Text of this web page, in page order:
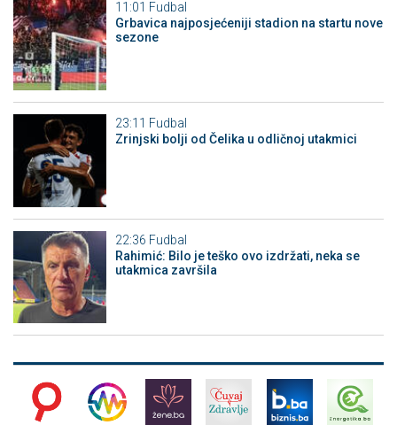
11:01 Fudbal
Grbavica najposjećeniji stadion na startu nove
sezone
23:11 Fudbal
Zrinjski bolji od Čelika u odličnoj utakmici
22:36 Fudbal
Rahimić: Bilo je teško ovo izdržati, neka se
utakmica završila